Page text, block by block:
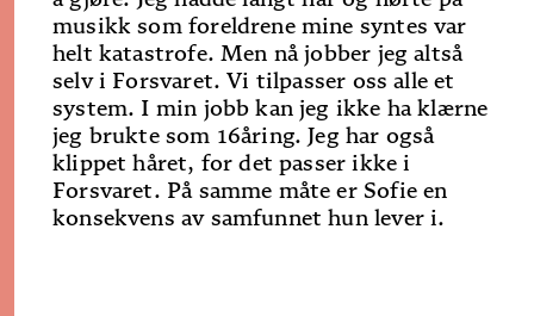
musikk som foreldrene mine syntes var
helt katastrofe. Men nå jobber jeg altså
selv i Forsvaret. Vi tilpasser oss alle et
system. I min jobb kan jeg ikke ha klærne
jeg brukte som 16­åring. Jeg har også
klippet håret, for det passer ikke i
Forsvaret. På samme måte er Sofie en
konsekvens av samfunnet hun lever i.